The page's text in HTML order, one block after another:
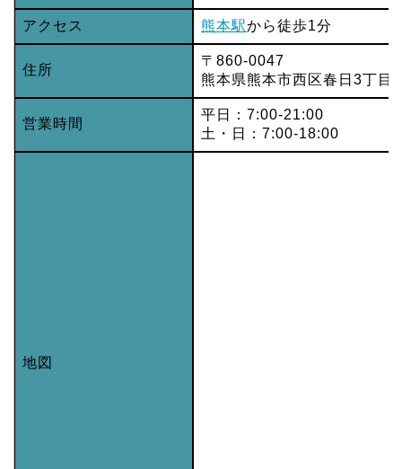
アクセス 熊本駅から徒歩1分
住所
〒860-0047
熊本県熊本市西区春日3丁目
営業時間
平日：7:00-21:00
土・日：7:00-18:00
地図